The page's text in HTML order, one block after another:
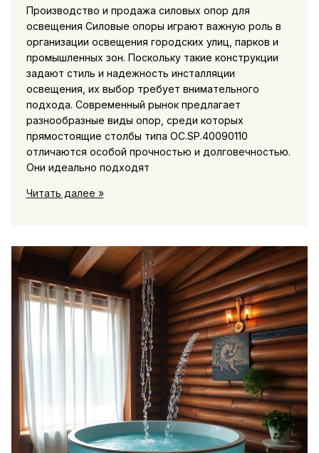
Производство и продажа силовых опор для
освещения Силовые опоры играют важную роль в
организации освещения городских улиц, парков и
промышленных зон. Поскольку такие конструкции
задают стиль и надежность инсталляции
освещения, их выбор требует внимательного
подхода. Современный рынок предлагает
разнообразные виды опор, среди которых
прямостоящие столбы типа ОС.SP.40090110
отличаются особой прочностью и долговечностью.
Они идеально подходят
Сп
для
городского
и
промышленного
освещения
Читать далее »